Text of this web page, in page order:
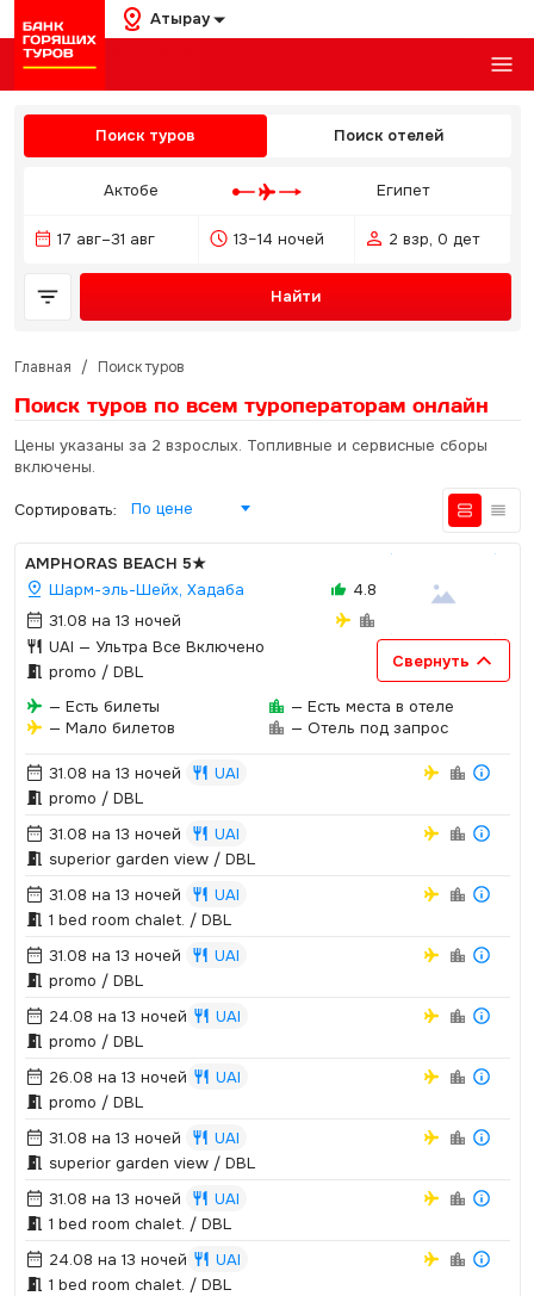
Атырау
Поиск туров Поиск отелей
Актобе Египет
17 авг–31 авг 13–14 ночей 2 взр, 0 дет
Найти
Главная / Поиск туров
Поиск туров по всем туроператорам онлайн
Цены указаны за 2 взрослых. Топливные и сервисные сборы
включены.
Сортировать: По цене
AMPHORAS BEACH 5★
Шарм-эль-Шейх, Хадаба
31.08 на 13 ночей
UAI — Ультра Все Включено
4.8
promo / DBL
Свернуть
— Есть билеты
— Мало билетов
— Есть места в отеле
— Отель под запрос
31.08 на 13 ночей
UAI
promo / DBL
31.08 на 13 ночей
UAI
superior garden view / DBL
31.08 на 13 ночей
UAI
1 bed room chalet.­ / DBL
31.08 на 13 ночей
UAI
promo / DBL
24.08 на 13 ночей
UAI
promo / DBL
26.08 на 13 ночей
UAI
promo / DBL
31.08 на 13 ночей
UAI
superior garden view / DBL
31.08 на 13 ночей
UAI
1 bed room chalet.­ / DBL
24.08 на 13 ночей
UAI
1 bed room chalet.­ / DBL